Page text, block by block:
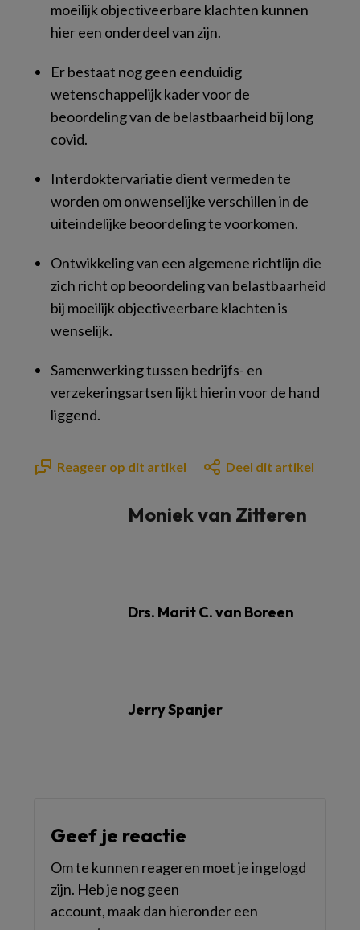
moeilijk objectiveerbare klachten kunnen
hier een onderdeel van zijn.
Er bestaat nog geen eenduidig
wetenschappelijk kader voor de
beoordeling van de belastbaarheid bij long
covid.
Interdoktervariatie dient vermeden te
worden om onwenselijke verschillen in de
uiteindelijke beoordeling te voorkomen.
Ontwikkeling van een algemene richtlijn die
zich richt op beoordeling van belastbaarheid
bij moeilijk objectiveerbare klachten is
wenselijk.
Samenwerking tussen bedrijfs- en
verzekeringsartsen lijkt hierin voor de hand
liggend.
Reageer op dit artikel Deel dit artikel
Moniek van Zitteren
Drs. Marit C. van Boreen
Jerry Spanjer
Geef je reactie
Om te kunnen reageren moet je ingelogd
zijn. Heb je nog geen
account, maak dan hieronder een